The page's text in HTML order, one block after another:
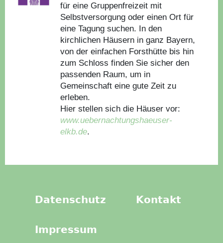
für eine Gruppenfreizeit mit
Selbstversorgung oder einen Ort für
eine Tagung suchen. In den
kirchlichen Häusern in ganz Bayern,
von der einfachen Forsthütte bis hin
zum Schloss finden Sie sicher den
passenden Raum, um in
Gemeinschaft eine gute Zeit zu
erleben.
Hier stellen sich die Häuser vor:
www.uebernachtungshaeuser-
elkb.de.
Datenschutz Kontakt
Impressum